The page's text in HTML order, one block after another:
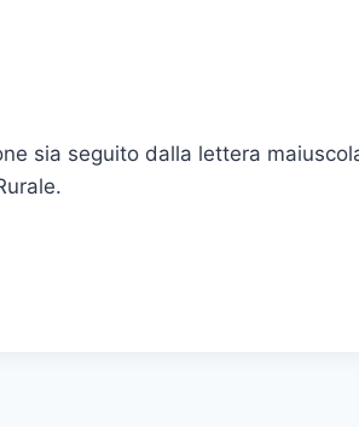
sia seguito dalla lettera maiuscola